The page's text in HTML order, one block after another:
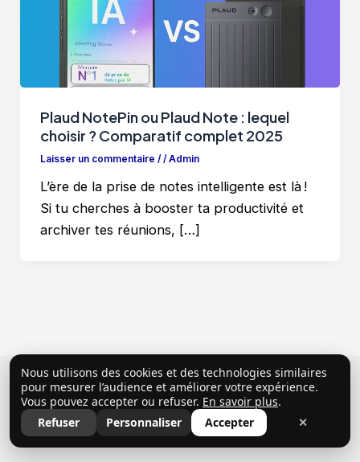
Plaud NotePin ou Plaud Note : lequel
choisir ? Comparatif complet 2025
Laisser un commentaire / / Admin
L’ère de la prise de notes intelligente est là !
Si tu cherches à booster ta productivité et
archiver tes réunions, […]
Copyright © 2026 ClubProprio |Politique de
confidentialité|Conditions Générales d’Utilisation
Mentions légales
Nous utilisons des cookies et des technologies similaires
pour mesurer l’audience et améliorer votre expérience.
Vous pouvez accepter ou refuser. En savoir plus.
Refuser
Personnaliser Accepter ✕